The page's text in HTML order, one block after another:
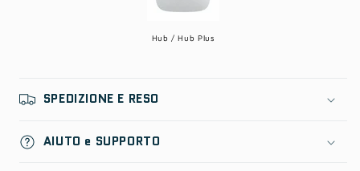
Hub / Hub Plus
SPEDIZIONE E RESO
AIUTO e SUPPORTO